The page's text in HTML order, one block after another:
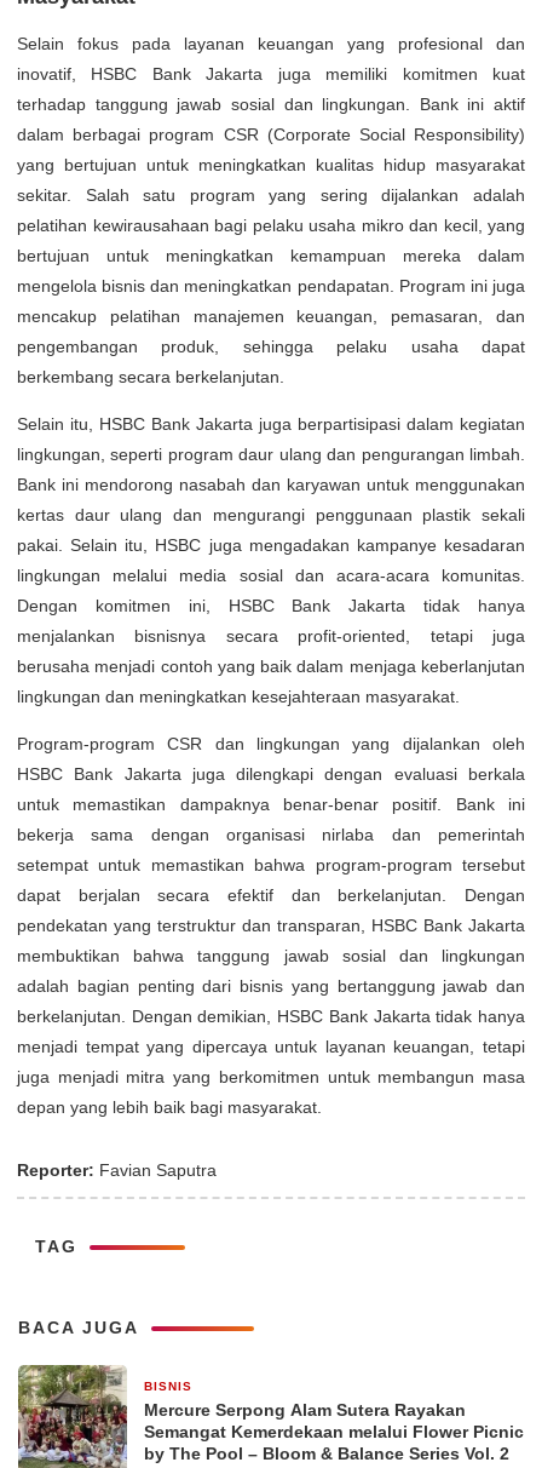
Selain fokus pada layanan keuangan yang profesional dan
inovatif, HSBC Bank Jakarta juga memiliki komitmen kuat
terhadap tanggung jawab sosial dan lingkungan. Bank ini aktif
dalam berbagai program CSR (Corporate Social Responsibility)
yang bertujuan untuk meningkatkan kualitas hidup masyarakat
sekitar. Salah satu program yang sering dijalankan adalah
pelatihan kewirausahaan bagi pelaku usaha mikro dan kecil, yang
bertujuan untuk meningkatkan kemampuan mereka dalam
mengelola bisnis dan meningkatkan pendapatan. Program ini juga
mencakup pelatihan manajemen keuangan, pemasaran, dan
pengembangan produk, sehingga pelaku usaha dapat
berkembang secara berkelanjutan.
Selain itu, HSBC Bank Jakarta juga berpartisipasi dalam kegiatan
lingkungan, seperti program daur ulang dan pengurangan limbah.
Bank ini mendorong nasabah dan karyawan untuk menggunakan
kertas daur ulang dan mengurangi penggunaan plastik sekali
pakai. Selain itu, HSBC juga mengadakan kampanye kesadaran
lingkungan melalui media sosial dan acara-acara komunitas.
Dengan komitmen ini, HSBC Bank Jakarta tidak hanya
menjalankan bisnisnya secara profit-oriented, tetapi juga
berusaha menjadi contoh yang baik dalam menjaga keberlanjutan
lingkungan dan meningkatkan kesejahteraan masyarakat.
Program-program CSR dan lingkungan yang dijalankan oleh
HSBC Bank Jakarta juga dilengkapi dengan evaluasi berkala
untuk memastikan dampaknya benar-benar positif. Bank ini
bekerja sama dengan organisasi nirlaba dan pemerintah
setempat untuk memastikan bahwa program-program tersebut
dapat berjalan secara efektif dan berkelanjutan. Dengan
pendekatan yang terstruktur dan transparan, HSBC Bank Jakarta
membuktikan bahwa tanggung jawab sosial dan lingkungan
adalah bagian penting dari bisnis yang bertanggung jawab dan
berkelanjutan. Dengan demikian, HSBC Bank Jakarta tidak hanya
menjadi tempat yang dipercaya untuk layanan keuangan, tetapi
juga menjadi mitra yang berkomitmen untuk membangun masa
depan yang lebih baik bagi masyarakat.
Reporter: Favian Saputra
TAG
BACA JUGA
BISNIS
Mercure Serpong Alam Sutera Rayakan
Semangat Kemerdekaan melalui Flower Picnic
by The Pool – Bloom & Balance Series Vol. 2